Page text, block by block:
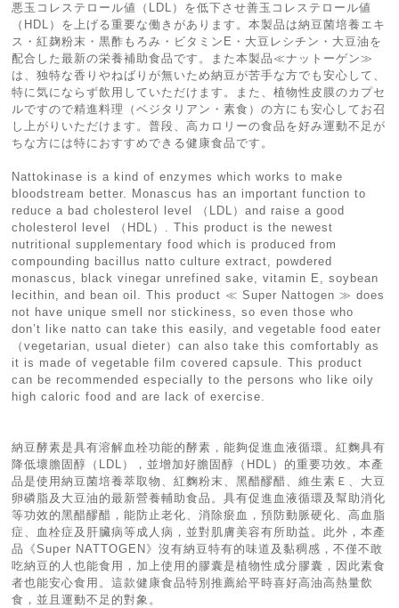
悪玉コレステロール値（LDL）を低下させ善玉コレステロール値
（HDL）を上げる重要な働きがあります。本製品は納豆菌培養エキ
ス・紅麹粉末・黒酢もろみ・ビタミンE・大豆レシチン・大豆油を
配合した最新の栄養補助食品です。また本製品≪ナットーゲン≫
は、独特な香りやねばりが無いため納豆が苦手な方でも安心して、
特に気にならず飲用していただけます。また、植物性皮膜のカプセ
ルですので精進料理（ベジタリアン・素食）の方にも安心してお召
し上がりいただけます。普段、高カロリーの食品を好み運動不足が
ちな方には特におすすめできる健康食品です。
Nattokinase is a kind of enzymes which works to make
bloodstream better. Monascus has an important function to
reduce a bad cholesterol level （LDL）and raise a good
cholesterol level （HDL）. This product is the newest
nutritional supplementary food which is produced from
compounding bacillus natto culture extract, powdered
monascus, black vinegar unrefined sake, vitamin E, soybean
lecithin, and bean oil. This product ≪ Super Nattogen ≫ does
not have unique smell nor stickiness, so even those who
don’t like natto can take this easily, and vegetable food eater
（vegetarian, usual dieter）can also take this comfortably as
it is made of vegetable film covered capsule. This product
can be recommended especially to the persons who like oily
high caloric food and are lack of exercise.
納豆酵素是具有溶解血栓功能的酵素，能夠促進血液循環。紅麴具有
降低壞膽固醇（LDL），並增加好膽固醇（HDL）的重要功效。本產
品是使用納豆菌培養萃取物、紅麴粉末、黑醋醪醋、維生素Ｅ、大豆
卵磷脂及大豆油的最新營養輔助食品。具有促進血液循環及幫助消化
等功效的黑醋醪醋，能防止老化、消除瘀血，預防動脈硬化、高血脂
症、血栓症及肝臟病等成人病，並對肌膚美容有所助益。此外，本產
品《Super NATTOGEN》沒有納豆特有的味道及黏稠感，不僅不敢
吃納豆的人也能食用，加上使用的膠囊是植物性成分膠囊，因此素食
者也能安心食用。這款健康食品特別推薦給平時喜好高油高熱量飲
食，並且運動不足的對象。